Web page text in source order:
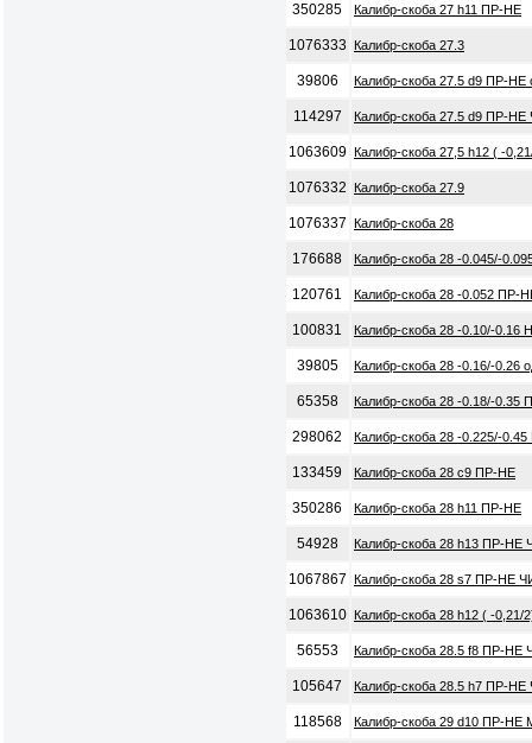
350285 Калибр-скоба 27 h11 ПР-НЕ
1076333 Калибр-скоба 27.3
39806 Калибр-скоба 27.5 d9 ПР-НЕ
114297 Калибр-скоба 27.5 d9 ПР-НЕ
1063609 Калибр-скоба 27,5 h12 ( -
1076332 Калибр-скоба 27.9
1076337 Калибр-скоба 28
176688 Калибр-скоба 28 -0.045/-
120761 Калибр-скоба 28 -0.052 ПР-
100831 Калибр-скоба 28 -0.10/-0.16
39805 Калибр-скоба 28 -0.16/-0.26
65358 Калибр-скоба 28 -0.18/-
298062 Калибр-скоба 28 -0.225/-
133459 Калибр-скоба 28 с9 ПР-НЕ
350286 Калибр-скоба 28 h11 ПР-НЕ
54928 Калибр-скоба 28 h13 ПР-НЕ
1067867 Калибр-скоба 28 s7 ПР-НЕ
1063610 Калибр-скоба 28 h12 ( -
56553 Калибр-скоба 28.5 f8 ПР-НЕ
105647 Калибр-скоба 28.5 h7 ПР-НЕ
118568 Калибр-скоба 29 d10 ПР-НЕ